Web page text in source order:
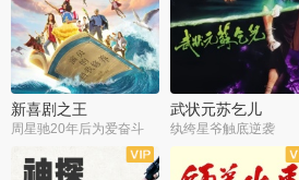
新喜剧之王
周星驰20年后为爱奋斗
武状元苏乞儿
纨绔星爷触底逆袭